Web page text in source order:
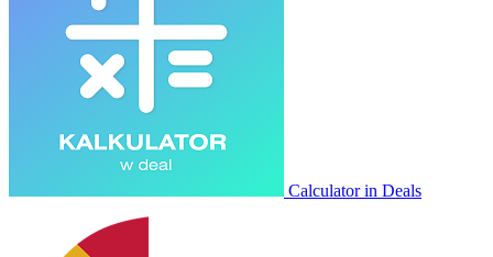
Calculator in Deals